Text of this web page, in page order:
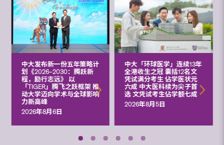
中大发布新一份五年策略计
划《2026‒2030：腾跃新
程，励行志远》 以
「TIGER」腾飞之跃框架 推
动大学迈向学术与全球影响
力新高峰
2026年8月6日
中大「环球医学」连续13年
全港收生之冠 囊括12名文
凭试满分考生 佔学医状元
六成 中大医科续为尖子首
选 文凭试考生佔学额七成
2026年8月5日